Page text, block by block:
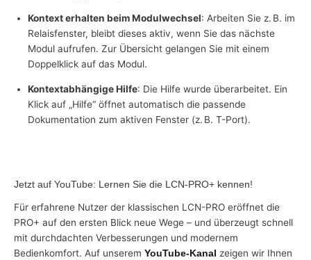
Kontext erhalten beim Modulwechsel: Arbeiten Sie z. B. im
Relaisfenster, bleibt dieses aktiv, wenn Sie das nächste
Modul aufrufen. Zur Übersicht gelangen Sie mit einem
Doppelklick auf das Modul.
Kontextabhängige Hilfe: Die Hilfe wurde überarbeitet. Ein
Klick auf „Hilfe“ öffnet automatisch die passende
Dokumentation zum aktiven Fenster (z. B. T-Port).
Jetzt auf YouTube: Lernen Sie die LCN-PRO+ kennen!
Für erfahrene Nutzer der klassischen LCN-PRO eröffnet die
PRO+ auf den ersten Blick neue Wege – und überzeugt schnell
mit durchdachten Verbesserungen und modernem
Bedienkomfort. Auf unserem YouTube-Kanal zeigen wir Ihnen